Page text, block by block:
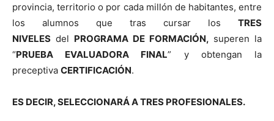
provincia, territorio o por cada millón de habitantes, entre
los alumnos que tras cursar los TRES
NIVELES del PROGRAMA DE FORMACIÓN, superen la
“PRUEBA EVALUADORA FINAL” y obtengan la
preceptiva CERTIFICACIÓN.
ES DECIR, SELECCIONARÁ A TRES PROFESIONALES.